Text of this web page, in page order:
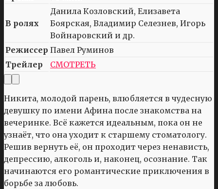
В ролях
Данила Козловский, Елизавета
Боярская, Владимир Селезнев, Игорь
Войнаровский и др.
Режиссер Павел Руминов
Трейлер
СМОТРЕТЬ
Никита, молодой парень, влюбляется в чудесную
девушку по имени Афина после знакомства на
вечеринке. Всё кажется идеальным, пока он не
узнаёт, что она уходит к старшему стоматологу.
Решив вернуть её, он проходит через ненависть,
депрессию, алкоголь и, наконец, осознание. Так
начинаются его романтические приключения в
борьбе за любовь.